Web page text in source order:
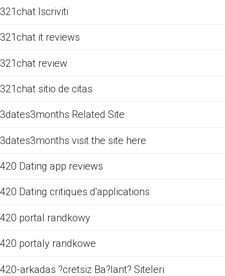
321chat Iscriviti
321chat it reviews
321chat review
321chat sitio de citas
3dates3months Related Site
3dates3months visit the site here
420 Dating app reviews
420 Dating critiques d'applications
420 portal randkowy
420 portaly randkowe
420-arkadas ?cretsiz Ba?lant? Siteleri